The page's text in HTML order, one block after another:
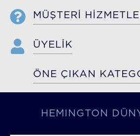
MÜŞTERİ
ÜYELİK
ÖNE ÇIKAN
HEMINGTON